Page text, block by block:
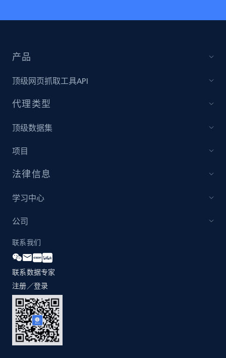
产品
顶级网页抓取工具API
代理类型
顶级数据集
项目
法律信息
学习中心
公司
联系我们
联系数据专家
注册／登录